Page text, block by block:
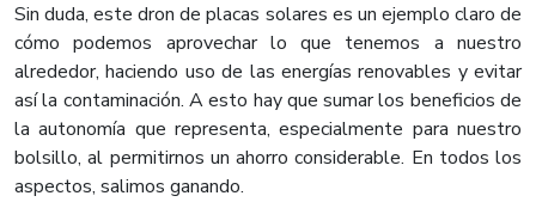
Sin duda, este dron de placas solares es un ejemplo claro de
cómo podemos aprovechar lo que tenemos a nuestro
alrededor, haciendo uso de las energías renovables y evitar
así la contaminación. A esto hay que sumar los beneficios de
la autonomía que representa, especialmente para nuestro
bolsillo, al permitirnos un ahorro considerable. En todos los
aspectos, salimos ganando.